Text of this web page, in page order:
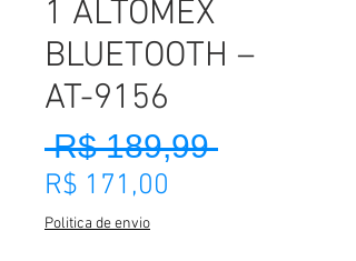
1 ALTOMEX
BLUETOOTH –
AT-9156
R$ 189,99 Preço
R$ 171,00
Politica de envio